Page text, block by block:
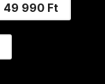
49 990 Ft